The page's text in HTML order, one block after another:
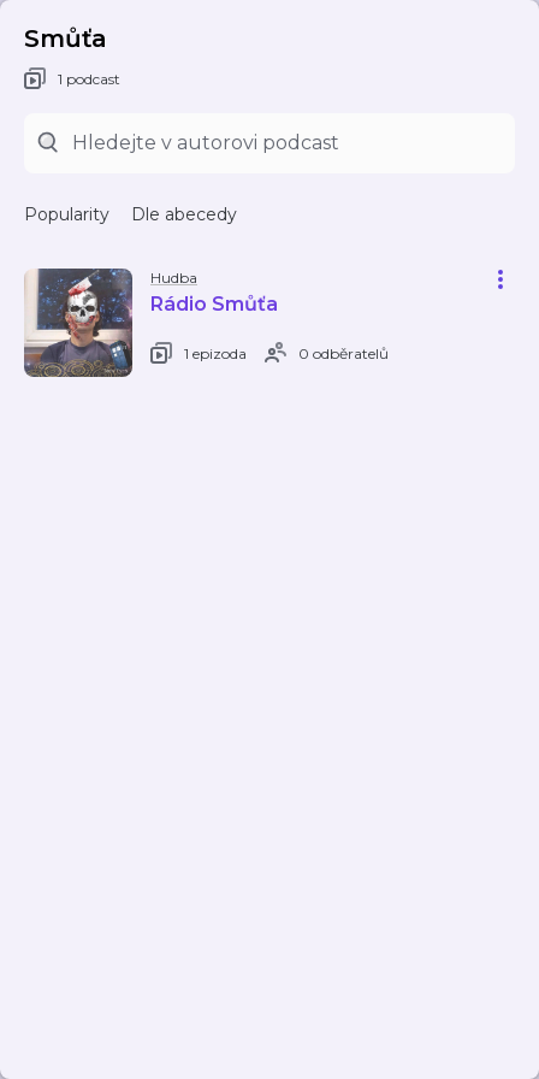
Smůťa
1 podcast
Popularity Dle abecedy
Hudba
Rádio Smůťa
1 epizoda 0 odběratelů